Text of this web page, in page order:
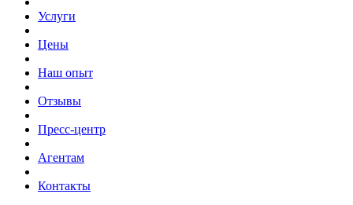
Услуги
Цены
Наш опыт
Отзывы
Пресс-центр
Агентам
Контакты